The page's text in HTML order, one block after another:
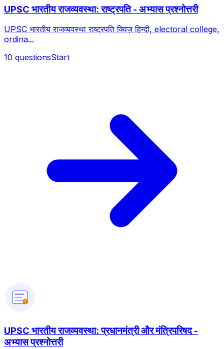
UPSC भारतीय राजव्यवस्था: राष्ट्रपति - अभ्यास प्रश्नोत्तरी
UPSC भारतीय राजव्यवस्था राष्ट्रपति क्विज़ हिन्दी, electoral college,
ordina...
10 questionsStart
?
UPSC भारतीय राजव्यवस्था: प्रधानमंत्री और मंत्रिपरिषद -
अभ्यास प्रश्नोत्तरी